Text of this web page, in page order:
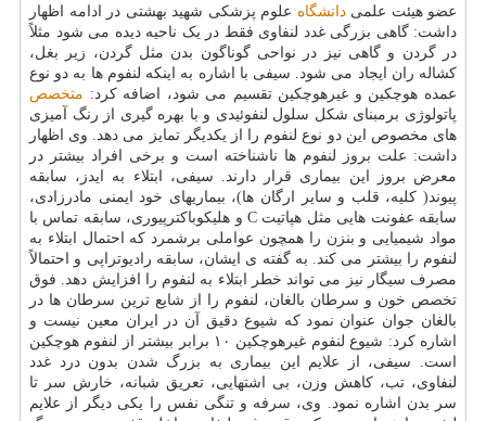
عضو هیئت علمیدانشگاه علوم پزشکی شهید بهشتی در ادامه اظهار
داشت: گاهی بزرگی غدد لنفاوی فقط در یک ناحیه دیده می شود مثلاً
در گردن و گاهی نیز در نواحی گوناگون بدن مثل گردن، زیر بغل،
کشاله ران ایجاد می شود. سیفی با اشاره به اینکه لنفوم ها به دو نوع
عمده هوچکین و غیرهوچکین تقسیم می شود، اضافه کرد: متخصص
پاتولوژی برمبنای شکل سلول لنفوئیدی و با بهره گیری از رنگ آمیزی
های مخصوص این دو نوع لنفوم را از یکدیگر تمایز می دهد. وی اظهار
داشت: علت بروز لنفوم ها ناشناخته است و برخی افراد بیشتر در
معرض بروز این بیماری قرار دارند. سیفی، ابتلاء به ایدز، سابقه
پیوند( کلیه، قلب و سایر ارگان ها)، بیماریهای خود ایمنی مادرزادی،
سابقه عفونت هایی مثل هپاتیت C و هلیکوباکترپیوری، سابقه تماس با
مواد شیمیایی و بنزن را همچون عواملی برشمرد که احتمال ابتلاء به
لنفوم را بیشتر می کند. به گفته ی ایشان، سابقه رادیوتراپی و احتمالاً
مصرف سیگار نیز می تواند خطر ابتلاء به لنفوم را افزایش دهد. فوق
تخصص خون و سرطان بالغان، لنفوم را از شایع ترین سرطان ها در
بالغان جوان عنوان نمود که شیوع دقیق آن در ایران معین نیست و
اشاره کرد: شیوع لنفوم غیرهوچکین ۱۰ برابر بیشتر از لنفوم هوچکین
است. سیفی، از علایم این بیماری به بزرگ شدن بدون درد غدد
لنفاوی، تب، کاهش وزن، بی اشتهایی، تعریق شبانه، خارش سر تا
سر بدن اشاره نمود. وی، سرفه و تنگی نفس را یکی دیگر از علایم